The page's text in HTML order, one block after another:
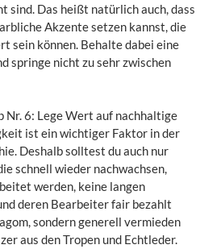
sind. Das heißt natürlich auch, dass
Akzente setzen kannst, die
sein können. Behalte dabei eine
springe nicht zu sehr zwischen
Nr. 6: Lege Wert auf nachhaltige
ist ein wichtiger Faktor in der
Deshalb solltest du auch nur
schnell wieder nachwachsen,
werden, keine langen
deren Bearbeiter fair bezahlt
sondern generell vermieden
aus den Tropen und Echtleder.